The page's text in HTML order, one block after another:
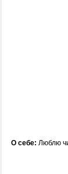
О себе: Люблю